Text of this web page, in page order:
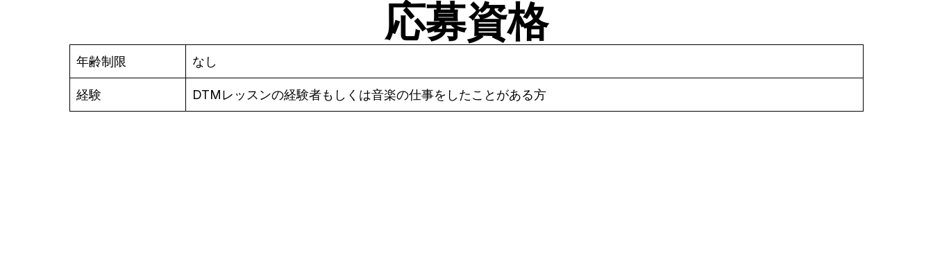
応募資格
年齢制限 なし
経験 DTMレッスンの経験者もしくは音楽の仕事をしたことがある方